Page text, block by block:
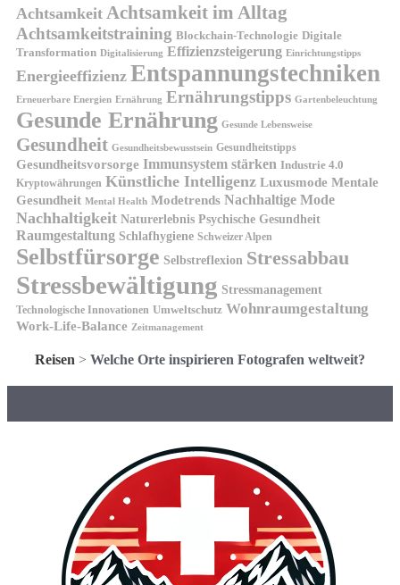
Achtsamkeit Achtsamkeit im Alltag
Achtsamkeitstraining Blockchain-Technologie Digitale
Transformation Digitalisierung Effizienzsteigerung Einrichtungstipps
Energieeffizienz Entspannungstechniken
Erneuerbare Energien Ernährung Ernährungstipps Gartenbeleuchtung
Gesunde Ernährung Gesunde Lebensweise
Gesundheit Gesundheitsbewusstsein Gesundheitstipps
Gesundheitsvorsorge Immunsystem stärken Industrie 4.0
Kryptowährungen Künstliche Intelligenz Luxusmode Mentale
Gesundheit Mental Health Modetrends Nachhaltige Mode
Nachhaltigkeit Naturerlebnis Psychische Gesundheit
Raumgestaltung Schlafhygiene Schweizer Alpen
Selbstfürsorge Selbstreflexion Stressabbau
Stressbewältigung Stressmanagement
Technologische Innovationen Umweltschutz Wohnraumgestaltung
Work-Life-Balance Zeitmanagement
Reisen > Welche Orte inspirieren Fotografen weltweit?